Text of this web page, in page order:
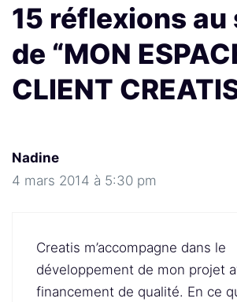
15 réflexions au
de “MON
CLIENT
Nadine
4 mars 2014 à 5:30 pm
Creatis m’accompagne dans le
développement de mon projet
financement de qualité. En ce